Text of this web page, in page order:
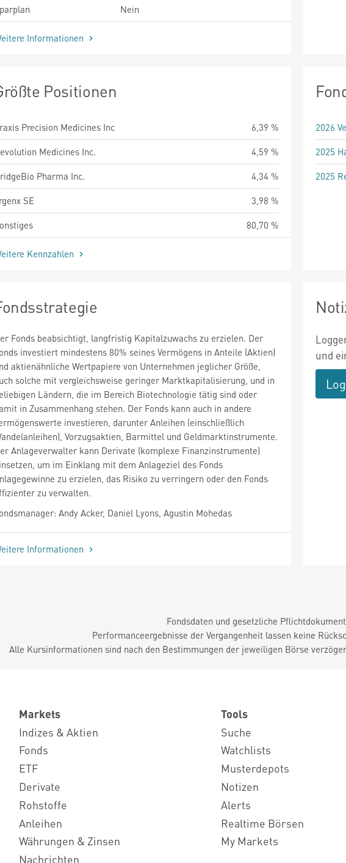
Nein
Informationen
Positionen
Precision Medicines Inc
6,39 %
Medicines Inc.
4,59 %
Pharma Inc.
4,34 %
SE
3,98 %
80,70 %
Kennzahlen
2026
2025
2025
Fonds beabsichtigt, langfristig Kapitalzuwachs zu erzielen. Der
investiert mindestens 80% seines Vermögens in Anteile (Aktien)
aktienähnliche Wertpapiere von Unternehmen jeglicher Größe,
solche mit vergleichsweise geringer Marktkapitalisierung, und in
Ländern, die im Bereich Biotechnologie tätig sind oder
in Zusammenhang stehen. Der Fonds kann auch in andere
investieren, darunter Anleihen (einschließlich
Vorzugsaktien, Barmittel und Geldmarktinstrumente.
Anlageverwalter kann Derivate (komplexe Finanzinstrumente)
um im Einklang mit dem Anlageziel des Fonds
zu erzielen, das Risiko zu verringern oder den Fonds
zu verwalten.
Andy Acker, Daniel Lyons, Agustin Mohedas
Informationen
und
Fondsdaten und gesetzliche
Performanceergebnisse der Vergangenheit lassen keine
Alle Kursinformationen sind nach den Bestimmungen der jeweiligen Börse
Markets
Indizes & Aktien
Fonds
ETF
Derivate
Rohstoffe
Anleihen
Währungen & Zinsen
Nachrichten
Tools
Suche
Watchlists
Musterdepots
Notizen
Alerts
Realtime Börsen
My Markets